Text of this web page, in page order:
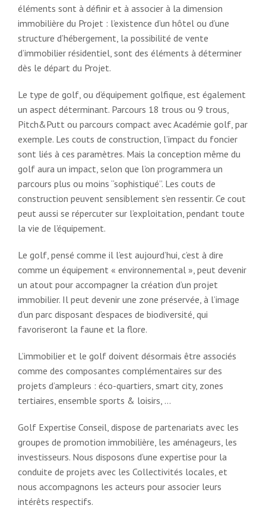
éléments sont à définir et à associer à la dimension
immobilière du Projet : l’existence d’un hôtel ou d’une
structure d’hébergement, la possibilité de vente
d’immobilier résidentiel, sont des éléments à déterminer
dès le départ du Projet.
Le type de golf, ou d’équipement golfique, est également
un aspect déterminant. Parcours 18 trous ou 9 trous,
Pitch&Putt ou parcours compact avec Académie golf, par
exemple. Les couts de construction, l’impact du foncier
sont liés à ces paramètres. Mais la conception même du
golf aura un impact, selon que l’on programmera un
parcours plus ou moins “sophistiqué”. Les couts de
construction peuvent sensiblement s’en ressentir. Ce cout
peut aussi se répercuter sur l’exploitation, pendant toute
la vie de l’équipement.
Le golf, pensé comme il l’est aujourd’hui, c’est à dire
comme un équipement « environnemental », peut devenir
un atout pour accompagner la création d’un projet
immobilier. Il peut devenir une zone préservée, à l’image
d’un parc disposant d’espaces de biodiversité, qui
favoriseront la faune et la flore.
L’immobilier et le golf doivent désormais être associés
comme des composantes complémentaires sur des
projets d’ampleurs : éco-quartiers, smart city, zones
tertiaires, ensemble sports & loisirs, …
Golf Expertise Conseil, dispose de partenariats avec les
groupes de promotion immobilière, les aménageurs, les
investisseurs. Nous disposons d’une expertise pour la
conduite de projets avec les Collectivités locales, et
nous accompagnons les acteurs pour associer leurs
intérêts respectifs.